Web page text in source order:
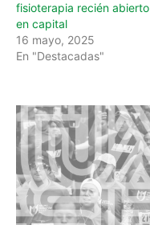
fisioterapia recién abierto
en capital
16 mayo, 2025
En "Destacadas"